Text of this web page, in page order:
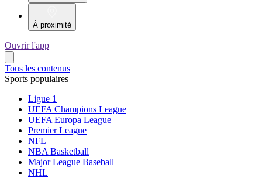
À proximité
Ouvrir l'app
Tous les contenus
Sports populaires
Ligue 1
UEFA Champions League
UEFA Europa League
Premier League
NFL
NBA Basketball
Major League Baseball
NHL